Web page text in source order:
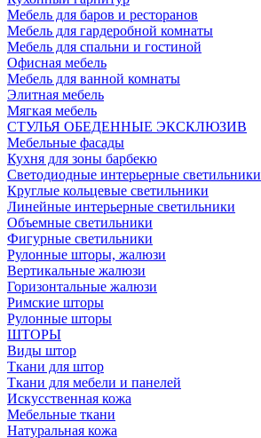
Мебель для баров и ресторанов
Мебель для гардеробной комнаты
Мебель для спальни и гостиной
Офисная мебель
Мебель для ванной комнаты
Элитная мебель
Мягкая мебель
СТУЛЬЯ ОБЕДЕННЫЕ ЭКСКЛЮЗИВ
Мебельные фасады
Кухня для зоны барбекю
Светодиодные интерьерные светильники
Круглые кольцевые светильники
Линейные интерьерные светильники
Объемные светильники
Фигурные светильники
Рулонные шторы, жалюзи
Вертикальные жалюзи
Горизонтальные жалюзи
Римские шторы
Рулонные шторы
ШТОРЫ
Виды штор
Ткани для штор
Ткани для мебели и панелей
Искусственная кожа
Мебельные ткани
Натуральная кожа